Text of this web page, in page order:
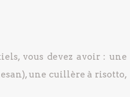
vous devez avoir : une
une cuillère à risotto,